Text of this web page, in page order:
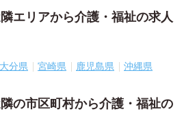
エリアから介護・福祉の求人
大分県 宮崎県 鹿児島県 沖縄県
の市区町村から介護・福祉の